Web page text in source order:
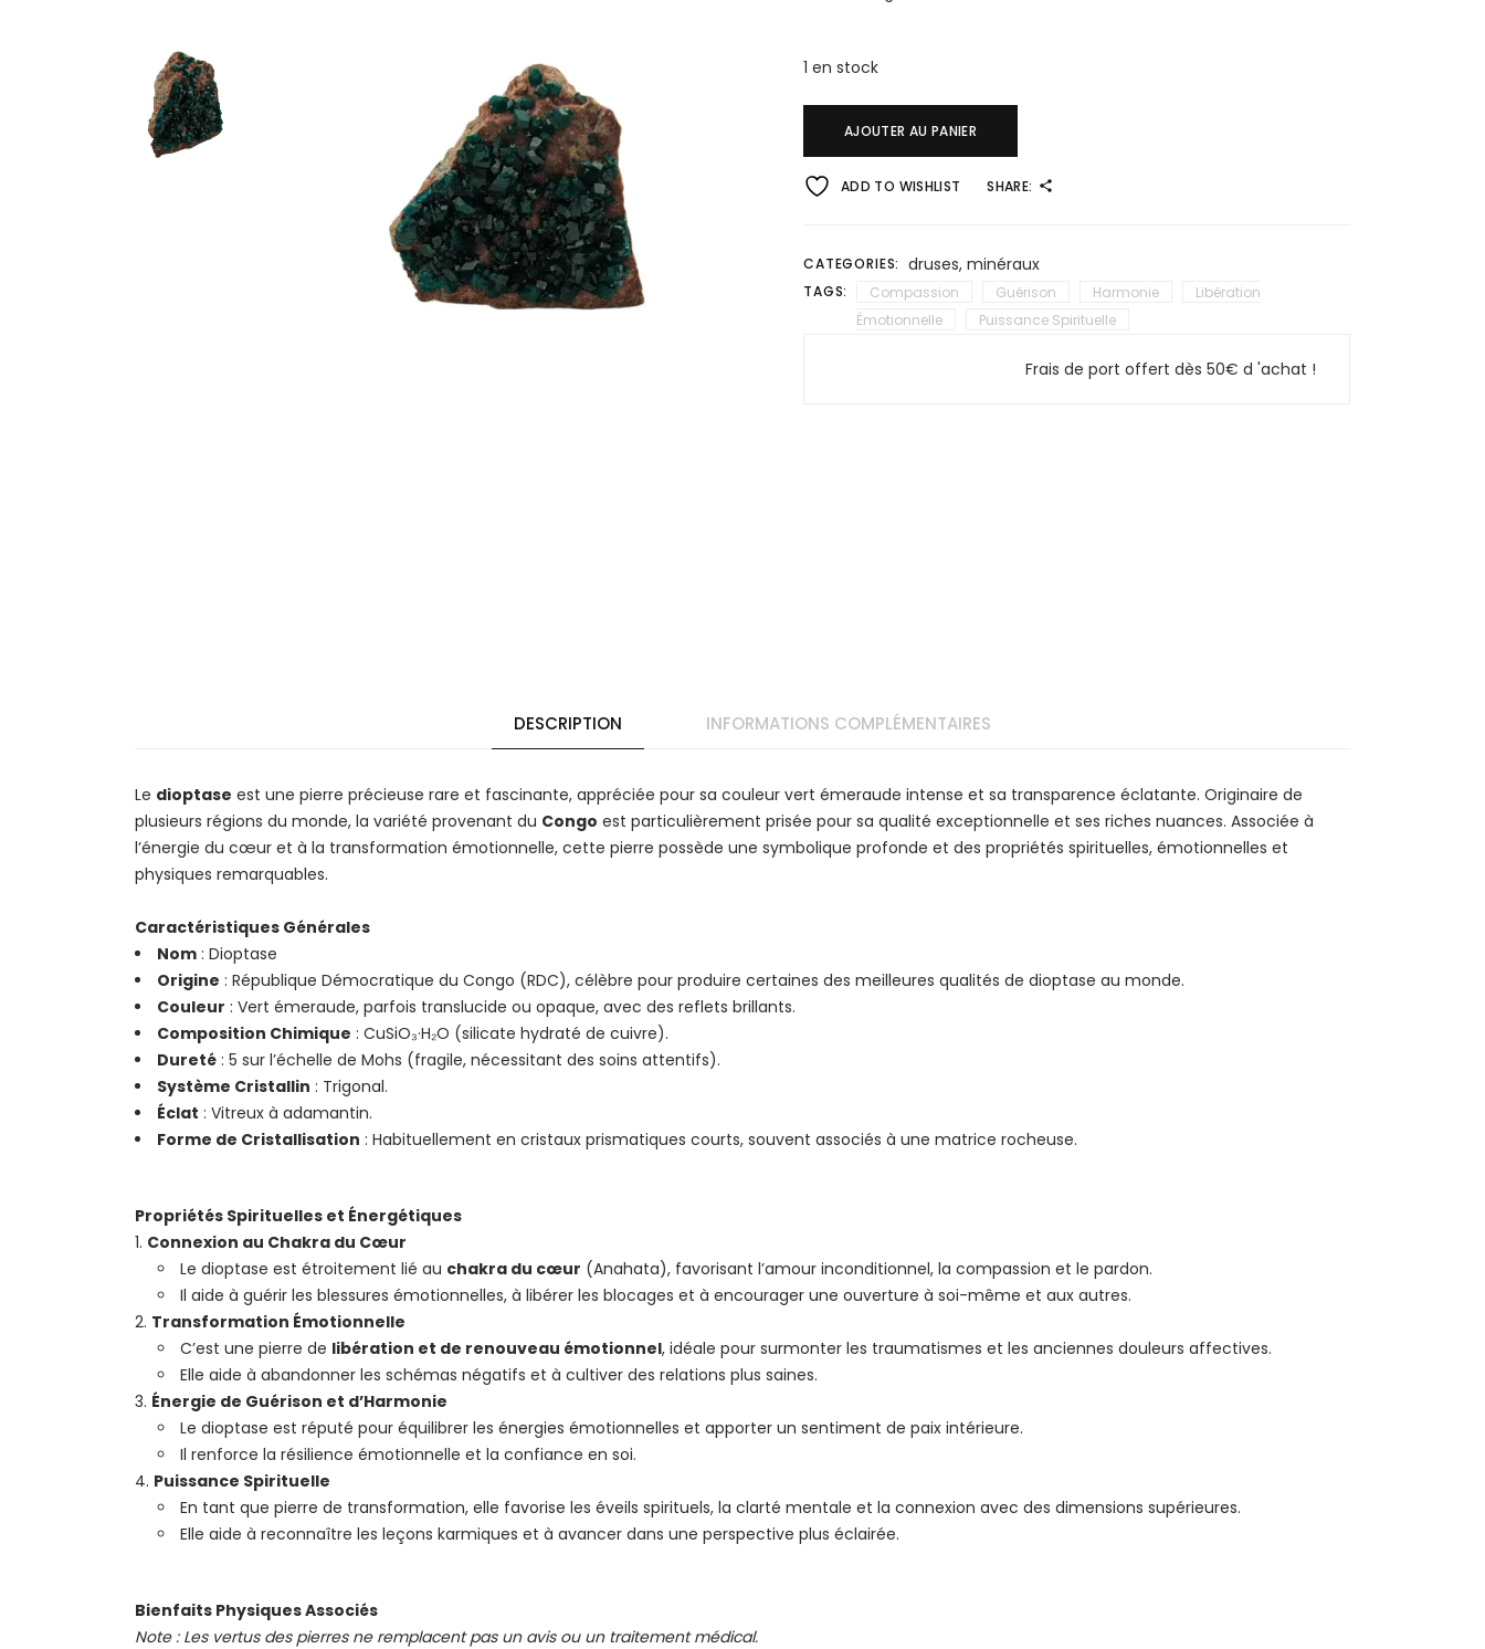
1 en stock
AJOUTER AU PANIER
ADD TO WISHLIST SHARE:
CATEGORIES: druses,minéraux
TAGS: Compassion Guérison Harmonie
Libération
Émotionnelle
Puissance Spirituelle
Frais de port offert dès 50€ d 'achat !
DESCRIPTION INFORMATIONS COMPLÉMENTAIRES
Le dioptase est une pierre précieuse rare et fascinante, appréciée pour sa couleur vert émeraude intense et sa transparence éclatante. Originaire de
plusieurs régions du monde, la variété provenant du Congo est particulièrement prisée pour sa qualité exceptionnelle et ses riches nuances. Associée à
l’énergie du cœur et à la transformation émotionnelle, cette pierre possède une symbolique profonde et des propriétés spirituelles, émotionnelles et
physiques remarquables.
Caractéristiques Générales
Nom : Dioptase
Origine : République Démocratique du Congo (RDC), célèbre pour produire certaines des meilleures qualités de dioptase au monde.
Couleur : Vert émeraude, parfois translucide ou opaque, avec des reflets brillants.
Composition Chimique : CuSiO₃·H₂O (silicate hydraté de cuivre).
Dureté : 5 sur l’échelle de Mohs (fragile, nécessitant des soins attentifs).
Système Cristallin : Trigonal.
Éclat : Vitreux à adamantin.
Forme de Cristallisation : Habituellement en cristaux prismatiques courts, souvent associés à une matrice rocheuse.
Propriétés Spirituelles et Énergétiques
Connexion au Chakra du Cœur
Le dioptase est étroitement lié au chakra du cœur (Anahata), favorisant l’amour inconditionnel, la compassion et le pardon.
Il aide à guérir les blessures émotionnelles, à libérer les blocages et à encourager une ouverture à soi-même et aux autres.
Transformation Émotionnelle
C’est une pierre de libération et de renouveau émotionnel, idéale pour surmonter les traumatismes et les anciennes douleurs affectives.
Elle aide à abandonner les schémas négatifs et à cultiver des relations plus saines.
Énergie de Guérison et d’Harmonie
Le dioptase est réputé pour équilibrer les énergies émotionnelles et apporter un sentiment de paix intérieure.
Il renforce la résilience émotionnelle et la confiance en soi.
Puissance Spirituelle
En tant que pierre de transformation, elle favorise les éveils spirituels, la clarté mentale et la connexion avec des dimensions supérieures.
Elle aide à reconnaître les leçons karmiques et à avancer dans une perspective plus éclairée.
Bienfaits Physiques Associés
Note : Les vertus des pierres ne remplacent pas un avis ou un traitement médical.